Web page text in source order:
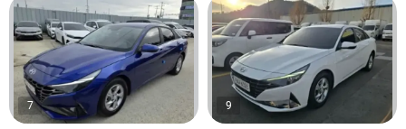
7 9